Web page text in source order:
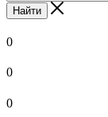
Найти
0
0
0